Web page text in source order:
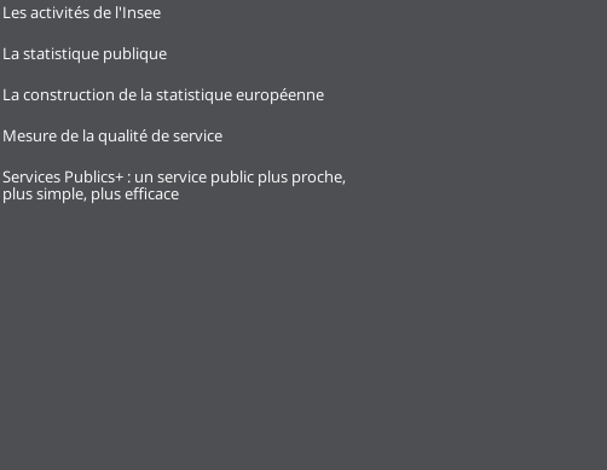
Les activités de l'Insee
La statistique publique
La construction de la statistique européenne
Mesure de la qualité de service
Services Publics+ : un service public plus proche,
plus simple, plus efficace